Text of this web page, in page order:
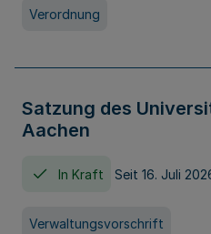
Verordnung
Satzung des
Aachen
In Kraft Seit 16. Juli
Verwaltungsvorschrift